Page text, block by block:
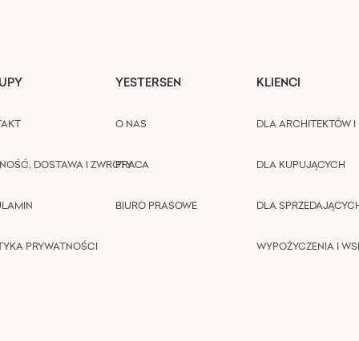
DOSTAWA I ZWROTY
PRYWATNOŚCI
YESTERSEN
O NAS
PRACA
BIURO PRASOWE
KLIENCI
DLA ARCHITEKTÓW I
DLA KUPUJĄCYCH
DLA
WYPOŻYCZENIA I